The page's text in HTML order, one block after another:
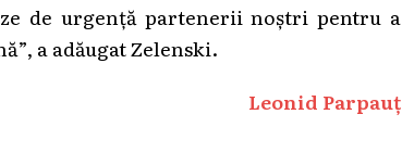
de urgență partenerii noștri pentru a
a adăugat Zelenski.
Leonid Parpauț